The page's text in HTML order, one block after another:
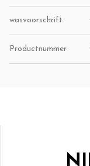
wasvoorschrift
Productnummer